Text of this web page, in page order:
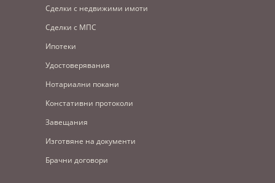
Сделки с недвижими имоти
Сделки с МПС
Ипотеки
Удостоверявания
Нотариални покани
Констативни протоколи
Завещания
Изготвяне на документи
Брачни договори